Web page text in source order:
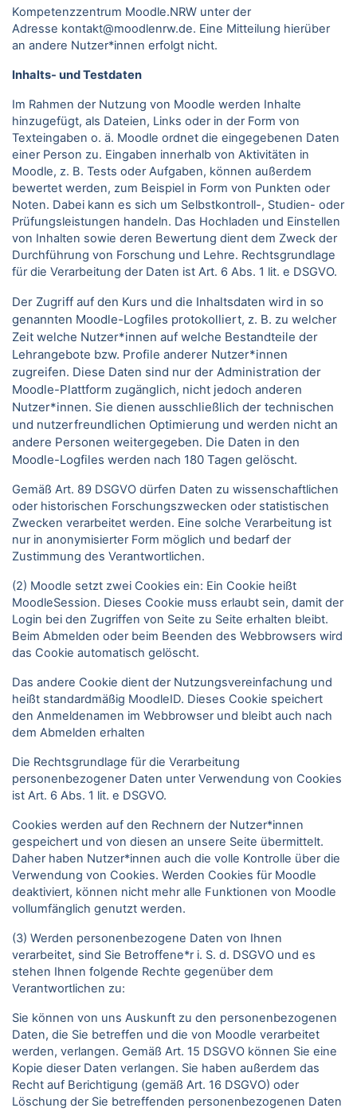
Kompetenzzentrum Moodle.NRW unter der
Adresse kontakt@moodlenrw.de. Eine Mitteilung hierüber
an andere Nutzer*innen erfolgt nicht.
Inhalts- und Testdaten
Im Rahmen der Nutzung von Moodle werden Inhalte
hinzugefügt, als Dateien, Links oder in der Form von
Texteingaben o. ä. Moodle ordnet die eingegebenen Daten
einer Person zu. Eingaben innerhalb von Aktivitäten in
Moodle, z. B. Tests oder Aufgaben, können außerdem
bewertet werden, zum Beispiel in Form von Punkten oder
Noten. Dabei kann es sich um Selbstkontroll-, Studien- oder
Prüfungsleistungen handeln. Das Hochladen und Einstellen
von Inhalten sowie deren Bewertung dient dem Zweck der
Durchführung von Forschung und Lehre. Rechtsgrundlage
für die Verarbeitung der Daten ist Art. 6 Abs. 1 lit. e DSGVO.
Der Zugriff auf den Kurs und die Inhaltsdaten wird in so
genannten Moodle-Logfiles protokolliert, z. B. zu welcher
Zeit welche Nutzer*innen auf welche Bestandteile der
Lehrangebote bzw. Profile anderer Nutzer*innen
zugreifen. Diese Daten sind nur der Administration der
Moodle-Plattform zugänglich, nicht jedoch anderen
Nutzer*innen. Sie dienen ausschließlich der technischen
und nutzerfreundlichen Optimierung und werden nicht an
andere Personen weitergegeben. Die Daten in den
Moodle-Logfiles werden nach 180 Tagen gelöscht.
Gemäß Art. 89 DSGVO dürfen Daten zu wissenschaftlichen
oder historischen Forschungszwecken oder statistischen
Zwecken verarbeitet werden. Eine solche Verarbeitung ist
nur in anonymisierter Form möglich und bedarf der
Zustimmung des Verantwortlichen.
(2) Moodle setzt zwei Cookies ein: Ein Cookie heißt
MoodleSession. Dieses Cookie muss erlaubt sein, damit der
Login bei den Zugriffen von Seite zu Seite erhalten bleibt.
Beim Abmelden oder beim Beenden des Webbrowsers wird
das Cookie automatisch gelöscht.
Das andere Cookie dient der Nutzungsvereinfachung und
heißt standardmäßig MoodleID. Dieses Cookie speichert
den Anmeldenamen im Webbrowser und bleibt auch nach
dem Abmelden erhalten
Die Rechtsgrundlage für die Verarbeitung
personenbezogener Daten unter Verwendung von Cookies
ist Art. 6 Abs. 1 lit. e DSGVO.
Cookies werden auf den Rechnern der Nutzer*innen
gespeichert und von diesen an unsere Seite übermittelt.
Daher haben Nutzer*innen auch die volle Kontrolle über die
Verwendung von Cookies. Werden Cookies für Moodle
deaktiviert, können nicht mehr alle Funktionen von Moodle
vollumfänglich genutzt werden.
(3) Werden personenbezogene Daten von Ihnen
verarbeitet, sind Sie Betroffene*r i. S. d. DSGVO und es
stehen Ihnen folgende Rechte gegenüber dem
Verantwortlichen zu:
Sie können von uns Auskunft zu den personenbezogenen
Daten, die Sie betreffen und die von Moodle verarbeitet
werden, verlangen. Gemäß Art. 15 DSGVO können Sie eine
Kopie dieser Daten verlangen. Sie haben außerdem das
Recht auf Berichtigung (gemäß Art. 16 DSGVO) oder
Löschung der Sie betreffenden personenbezogenen Daten